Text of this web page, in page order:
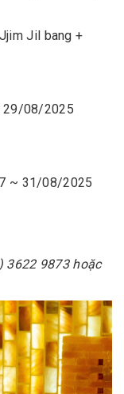
Jil bang +
29/08/2025
~ 31/08/2025
3622 9873 hoặc